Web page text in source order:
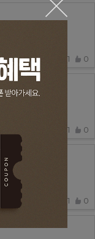
1 0
1 0
1 0